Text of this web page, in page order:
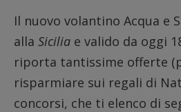
Il nuovo volantino Acqua e
alla Sicilia e valido da oggi
riporta tantissime offerte
risparmiare sui regali di
concorsi, che ti elenco di